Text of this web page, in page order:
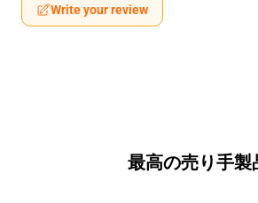
Write your review
最高の売り手製